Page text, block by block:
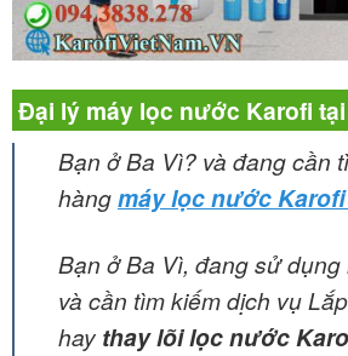
Đại lý máy lọc nước Karofi
Bạn ở Ba Vì? và đang cần
hàngmáy lọc nước
Bạn ở Ba Vì, đang sử
và cần tìm kiếm dịch vụ
hay thay lõi lọc nước